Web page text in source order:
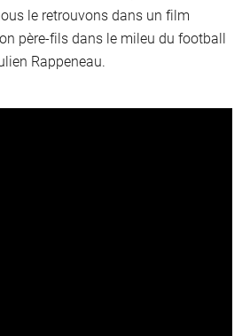
le retrouvons dans un film
père-fils dans le mileu du football
Rappeneau.